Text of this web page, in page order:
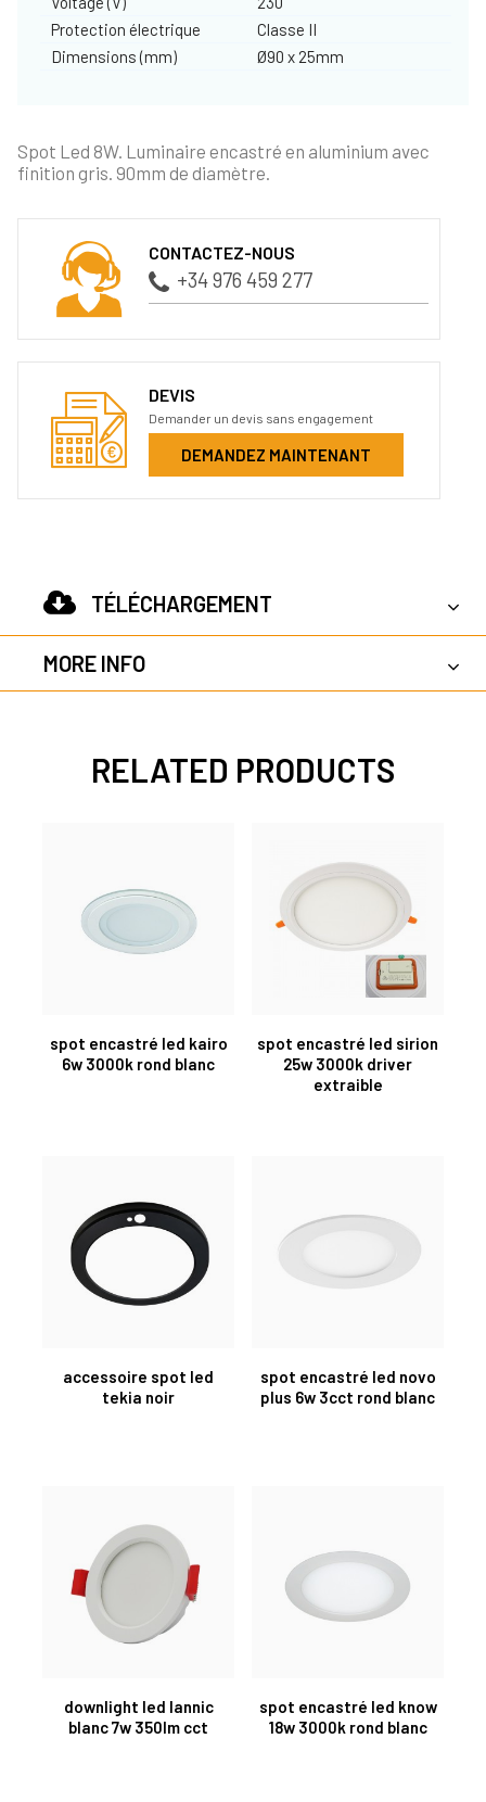
Protection électrique
Classe II
Dimensions (mm)
Ø90 x 25mm
Spot Led 8W. Luminaire encastré en aluminium avec
finition gris. 90mm de diamètre.
CONTACTEZ-NOUS
+34 976 459 277
DEVIS
Demander un devis sans engagement
DEMANDEZ MAINTENANT
TÉLÉCHARGEMENT
MORE INFO
RELATED PRODUCTS
spot encastré led kairo
6w 3000k rond blanc
spot encastré led sirion
25w 3000k driver
extraible
accessoire spot led
tekia noir
spot encastré led novo
plus 6w 3cct rond blanc
downlight led lannic
blanc 7w 350lm cct
spot encastré led know
18w 3000k rond blanc